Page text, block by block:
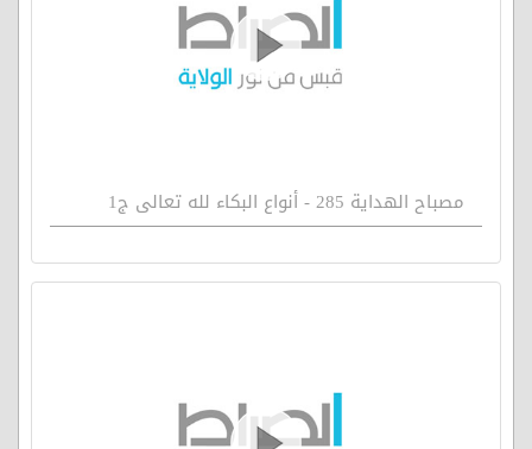
مصباح الهداية 285 - أنواع البكاء لله تعالى ج1